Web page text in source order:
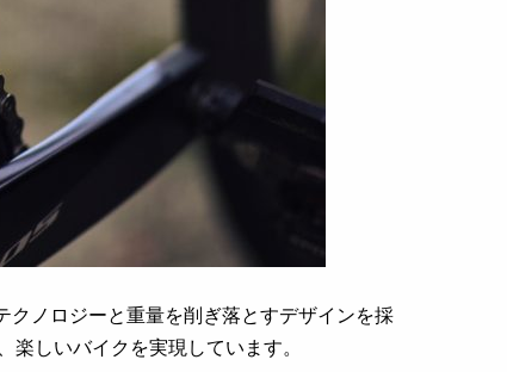
ノロジーと重量を削ぎ落とすデザインを採
しいバイクを実現しています。